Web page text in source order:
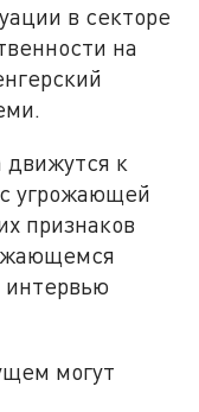
в секторе
на
движутся к
угрожающей
признаков
интервью
могут